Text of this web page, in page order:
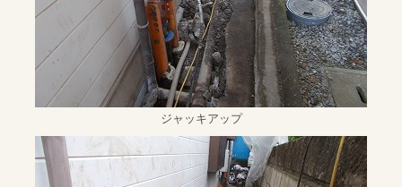
ジャッキアップ